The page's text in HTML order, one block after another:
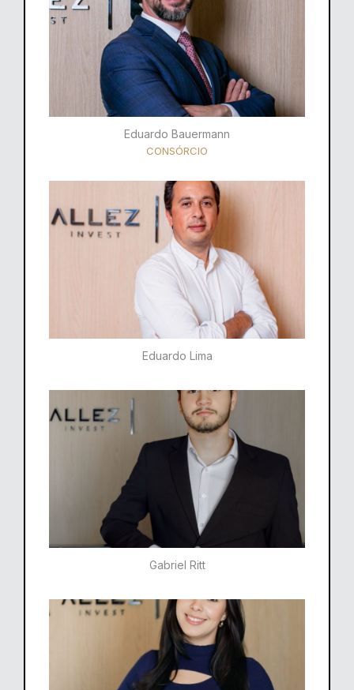
Eduardo Bauermann
CONSÓRCIO
Eduardo Lima
Gabriel Ritt